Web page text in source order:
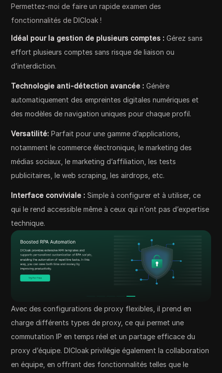
Permettez-moi de faire un rapide examen des
fonctionnalités de DICloak !
Idéal pour la gestion de plusieurs comptes :Gérez sans
effort plusieurs comptes sans risque de liaison ou
d’interdiction.
Technologie anti-détection avancée :Génère
automatiquement des empreintes digitales numériques et
des modèles de navigation uniques pour chaque profil.
Versatilité:Parfait pour une gamme d’applications,
notamment le commerce électronique, le marketing des
médias sociaux, le marketing d’affiliation, les tests
publicitaires, le web scraping, les airdrops, etc.
Interface conviviale : Simple à configurer et à utiliser, ce
qui le rend accessible même à ceux qui n’ont pas d’expertise
technique.
Avec des configurations de proxy flexibles, il prend en
charge différents types de proxy, ce qui permet une
commutation IP en temps réel et un partage efficace du
proxy d’équipe. DICloak privilégie également la collaboration
en équipe, en offrant des fonctionnalités telles que le